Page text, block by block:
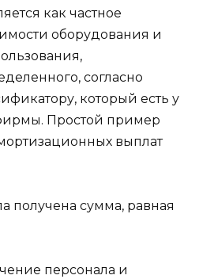
как частное
оборудования и
согласно
который есть у
Простой пример
выплат
получена сумма, равная
персонала и